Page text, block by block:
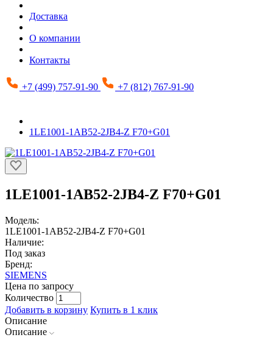
Доставка
О компании
Контакты
+7 (499) 757-91-90 +7 (812) 767-91-90
1LE1001-1AB52-2JB4-Z F70+G01
1LE1001-1AB52-2JB4-Z F70+G01
Модель:
1LE1001-1AB52-2JB4-Z F70+G01
Наличие:
Под заказ
Бренд:
SIEMENS
Цена по запросу
Количество
Добавить в корзину Купить в 1 клик
Описание
Описание